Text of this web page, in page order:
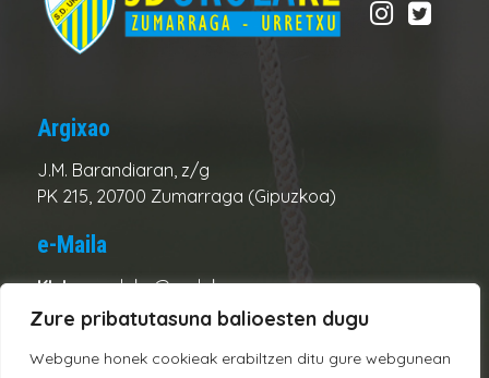
Zure pribatutasuna balioesten dugu
Webgune honek cookieak erabiltzen ditu gure webgunean
Argixao
J.M. Barandiaran, z/g
PK 215, 20700 Zumarraga (Gipuzkoa)
e-Maila
Kluba:urolake@urolake.eus
Administrazioa:admin@urolake.eus